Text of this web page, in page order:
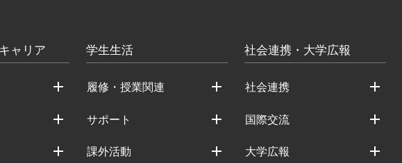
ャリア 学生生活
履修・授業関連
サポート
課外活動
社会連携・大学広報
社会連携
国際交流
大学広報